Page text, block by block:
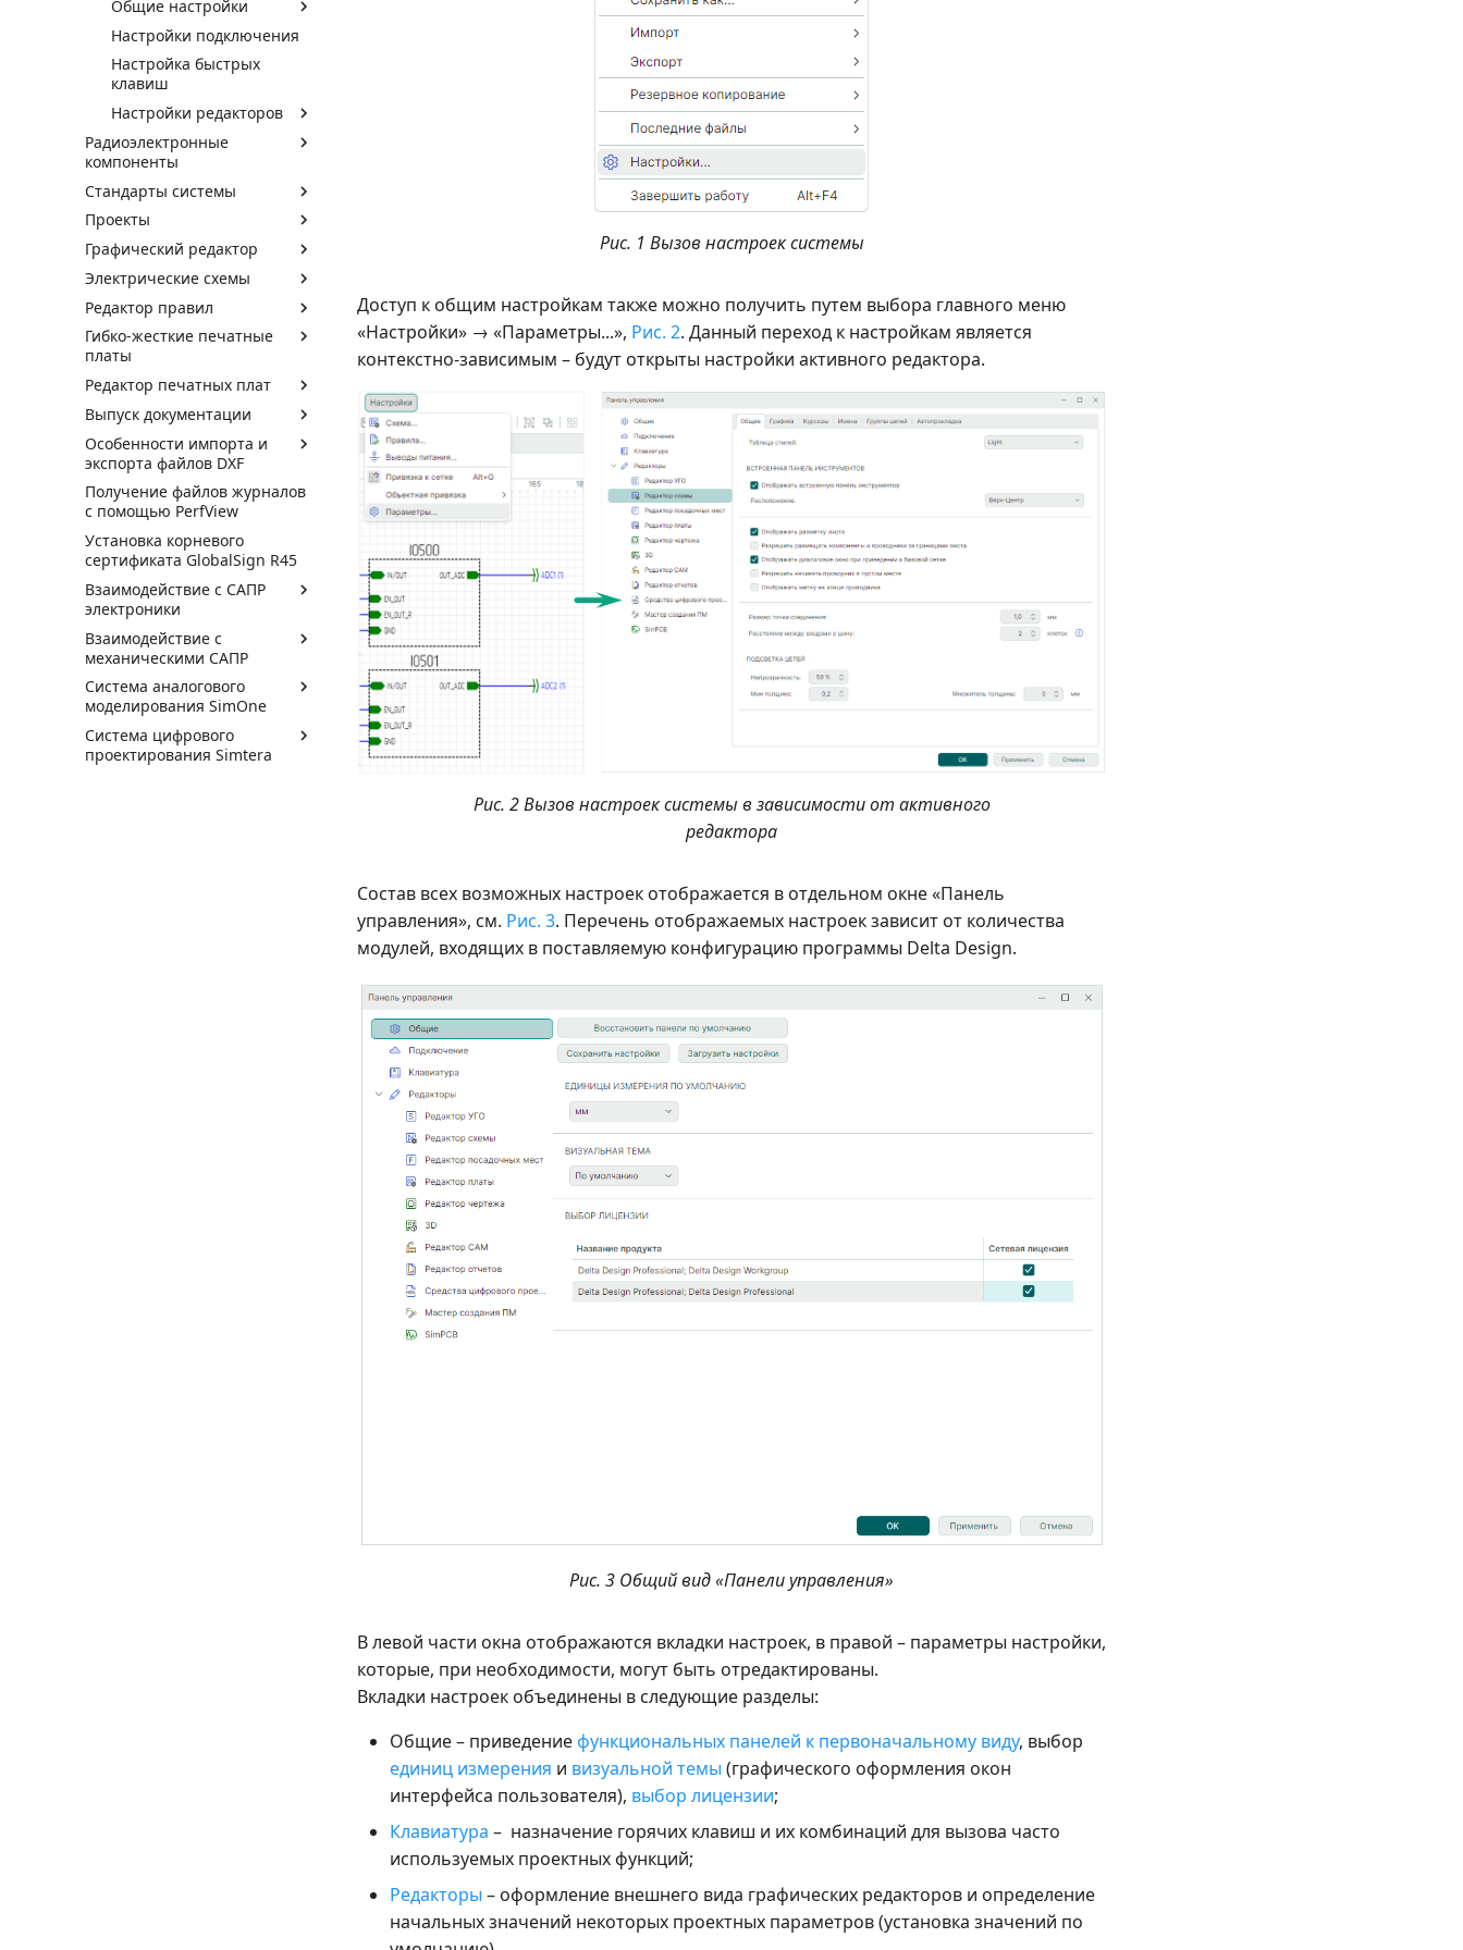
Общие настройки
Настройки подключения
Настройка быстрых
клавиш
Настройки редакторов
Радиоэлектронные
компоненты
Стандарты системы
Проекты
Графический редактор
Электрические схемы
Редактор правил
Гибко-жесткие печатные
платы
Редактор печатных плат
Выпуск документации
Особенности импорта и
экспорта файлов DXF
Получение файлов журналов
с помощью PerfView
Установка корневого
сертификата GlobalSign R45
Взаимодействие с САПР
электроники
Взаимодействие с
механическими САПР
Система аналогового
моделирования SimOne
Система цифрового
проектирования Simtera
Рис. 1 Вызов настроек системы
Доступ к общим настройкам также можно получить путем выбора главного меню
«Настройки» → «Параметры...», Рис. 2. Данный переход к настройкам является
контекстно-зависимым – будут открыты настройки активного редактора.
Рис. 2 Вызов настроек системы в зависимости от активного
редактора
Состав всех возможных настроек отображается в отдельном окне «Панель
управления», см. Рис. 3. Перечень отображаемых настроек зависит от количества
модулей, входящих в поставляемую конфигурацию программы Delta Design.
Рис. 3 Общий вид «Панели управления»
В левой части окна отображаются вкладки настроек, в правой – параметры настройки,
которые, при необходимости, могут быть отредактированы.
Вкладки настроек объединены в следующие разделы:
Общие – приведениефункциональных панелей к первоначальному виду, выбор
единиц измерения и визуальной темы (графического оформления окон
интерфейса пользователя), выбор лицензии;
Клавиатура – назначение горячих клавиш и их комбинаций для вызова часто
используемых проектных функций;
Редакторы – оформление внешнего вида графических редакторов и определение
начальных значений некоторых проектных параметров (установка значений по